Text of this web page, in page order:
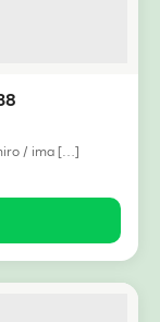
/ ima […]